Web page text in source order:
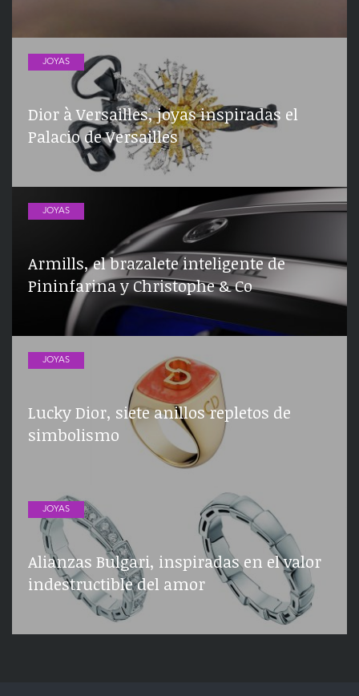
JOYAS
Dior à Versailles, joyas inspiradas el
Palacio de Versailles
JOYAS
Armills, el brazalete inteligente de
Pininfarina y Christophe & Co
JOYAS
Lucky Dior, siete anillos repletos de
simbolismo
JOYAS
Alianzas Bulgari, inspiradas en el valor
indestructible del amor